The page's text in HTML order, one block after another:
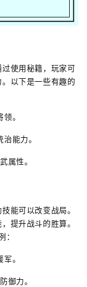
使用秘籍，玩家可
以下是一些有趣的
。
能力。
属性。
能可以改变战局。
提升战斗的胜算。
：
。
御力。